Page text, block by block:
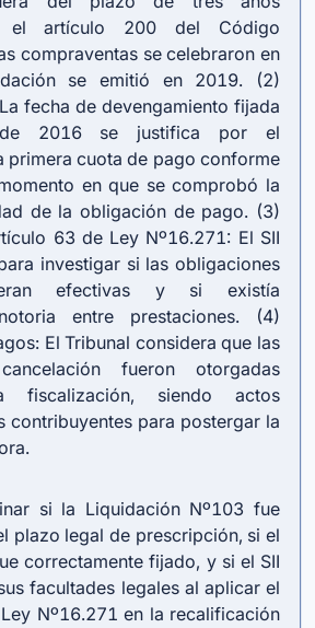
el artículo 200 del Código
compraventas se celebraron en
se emitió en 2019. (2)
fecha de devengamiento fijada
2016 se justifica por el
primera cuota de pago conforme
en que se comprobó la
de la obligación de pago. (3)
63 de Ley Nº16.271: El SII
investigar si las obligaciones
eran efectivas y si existía
entre prestaciones. (4)
El Tribunal considera que las
fueron otorgadas
siendo actos
contribuyentes para postergar la
si la Liquidación Nº103 fue
plazo legal de prescripción, si el
correctamente fijado, y si el SII
facultades legales al aplicar el
Nº16.271 en la recalificación